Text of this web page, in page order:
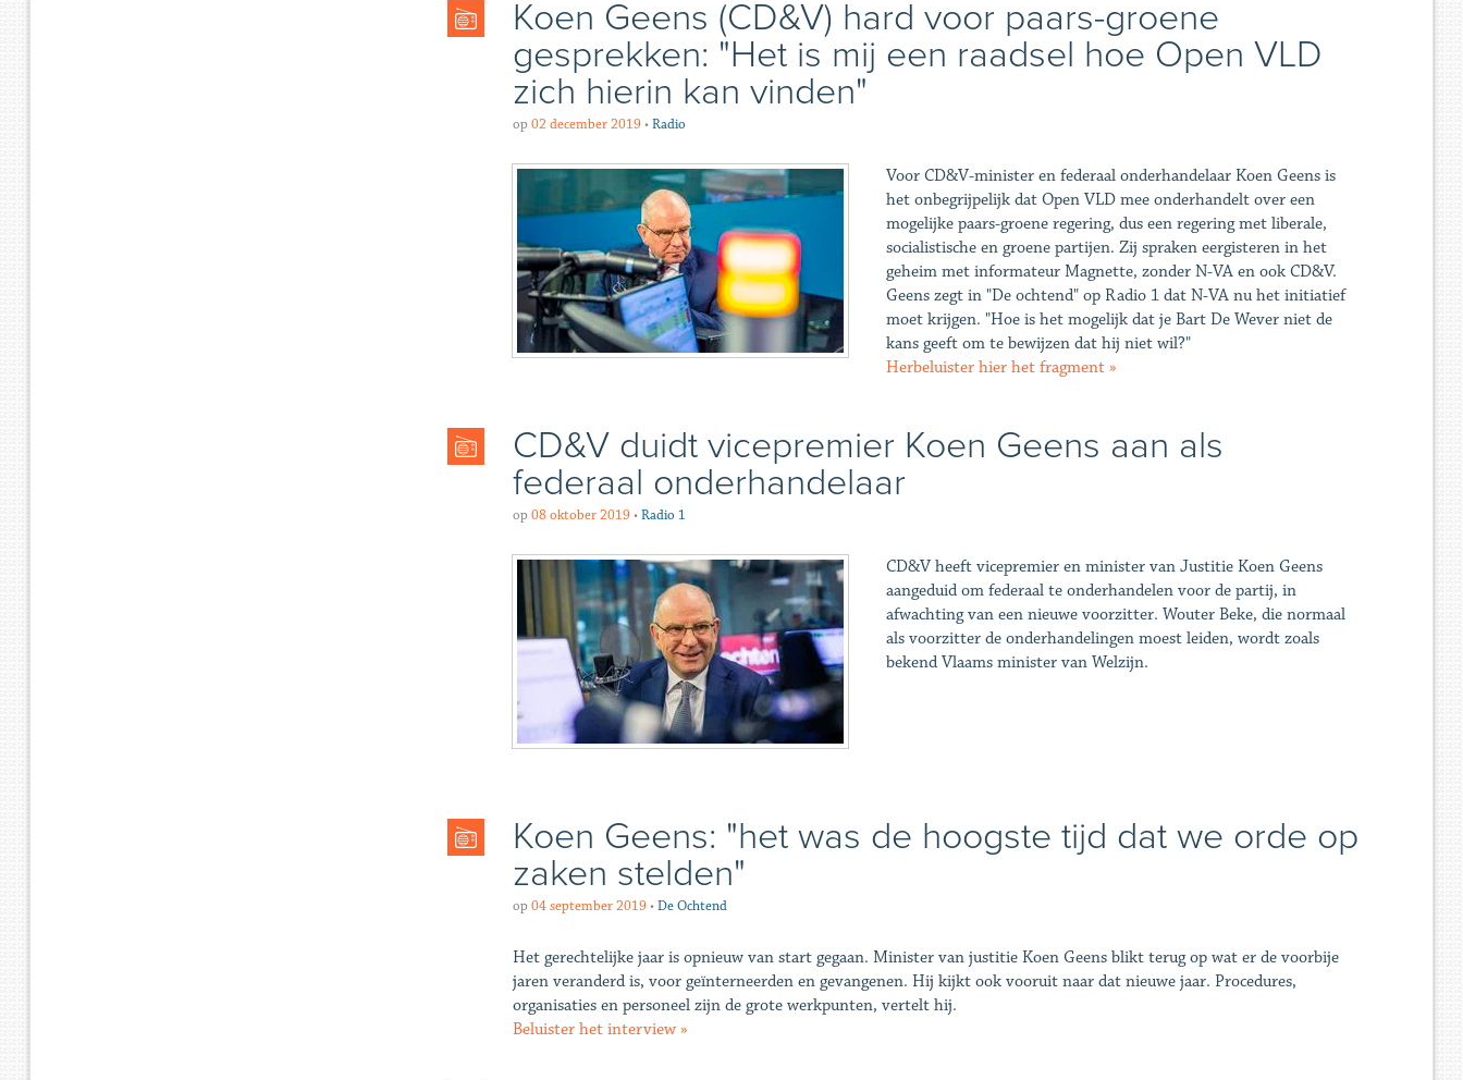
Koen Geens (CD&V) hard voor paars-groene
gesprekken: "Het is mij een raadsel hoe Open VLD
zich hierin kan vinden"
op 02 december 2019 • Radio
Voor CD&V-minister en federaal onderhandelaar Koen Geens is
het onbegrijpelijk dat Open VLD mee onderhandelt over een
mogelijke paars-groene regering, dus een regering met liberale,
socialistische en groene partijen. Zij spraken eergisteren in het
geheim met informateur Magnette, zonder N-VA en ook CD&V.
Geens zegt in "De ochtend" op Radio 1 dat N-VA nu het initiatief
moet krijgen. "Hoe is het mogelijk dat je Bart De Wever niet de
kans geeft om te bewijzen dat hij niet wil?"
Herbeluister hier het fragment »
CD&V duidt vicepremier Koen Geens aan als
federaal onderhandelaar
op 08 oktober 2019 • Radio 1
CD&V heeft vicepremier en minister van Justitie Koen Geens
aangeduid om federaal te onderhandelen voor de partij, in
afwachting van een nieuwe voorzitter. Wouter Beke, die normaal
als voorzitter de onderhandelingen moest leiden, wordt zoals
bekend Vlaams minister van Welzijn.
Koen Geens: "het was de hoogste tijd dat we orde op
zaken stelden"
op 04 september 2019 • De Ochtend
Het gerechtelijke jaar is opnieuw van start gegaan. Minister van justitie Koen Geens blikt terug op wat er de voorbije
jaren veranderd is, voor geïnterneerden en gevangenen. Hij kijkt ook vooruit naar dat nieuwe jaar. Procedures,
organisaties en personeel zijn de grote werkpunten, vertelt hij.
Beluister het interview »